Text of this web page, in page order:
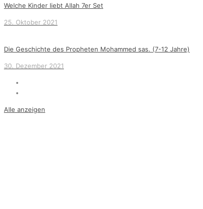
Welche Kinder liebt Allah 7er Set
25. Oktober 2021
Die Geschichte des Propheten Mohammed sas. (7-12 Jahre)
30. Dezember 2021
Alle anzeigen